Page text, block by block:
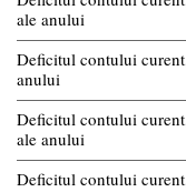
ale anului
Deficitul contului
anului
Deficitul contului
ale anului
Deficitul contului